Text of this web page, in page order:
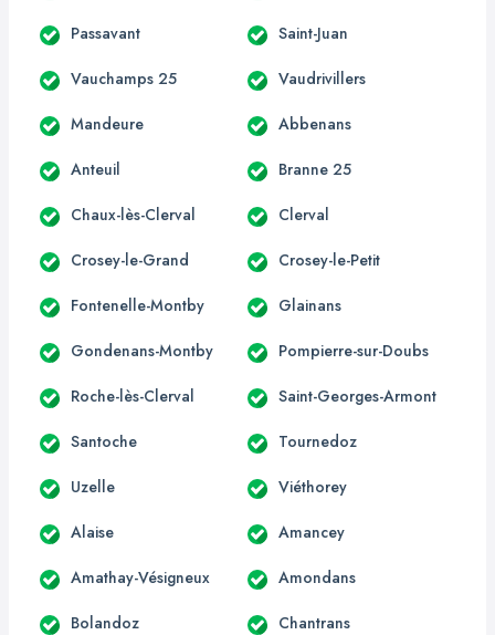
Passavant Saint-Juan
Vauchamps 25 Vaudrivillers
Mandeure Abbenans
Anteuil Branne 25
Chaux-lès-Clerval Clerval
Crosey-le-Grand Crosey-le-Petit
Fontenelle-Montby Glainans
Gondenans-Montby Pompierre-sur-Doubs
Roche-lès-Clerval Saint-Georges-Armont
Santoche Tournedoz
Uzelle Viéthorey
Alaise Amancey
Amathay-Vésigneux Amondans
Bolandoz Chantrans